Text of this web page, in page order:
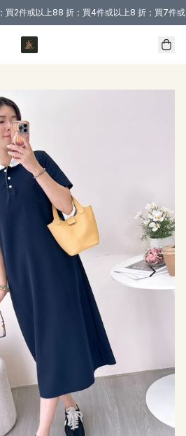
買2件或以上88 折；買4件或以上8 折；買7件
！（適用於 本地送貨、本地取貨 )